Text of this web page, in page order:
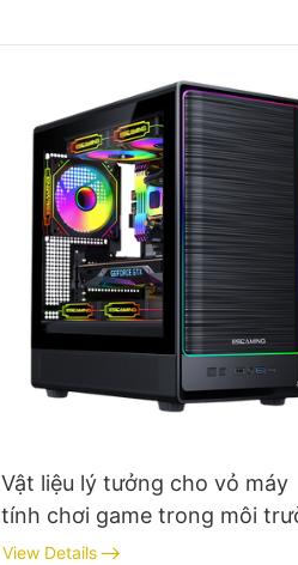
Vật liệu lý tưởng cho vỏ máy
tính chơi game trong môi
nhiệt độ cao là gì?​
View Details